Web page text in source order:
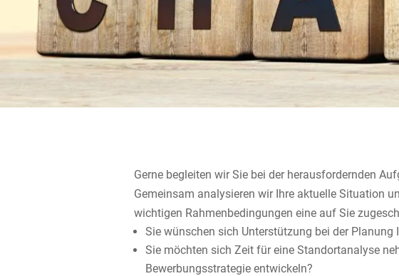
Gerne begleiten wir Sie bei der herausfordernden
Gemeinsam analysieren wir Ihre aktuelle Situation
wichtigen Rahmenbedingungen eine auf Sie
Sie wünschen sich Unterstützung bei der Planung
Sie möchten sich Zeit für eine Standortanalyse
Bewerbungsstrategie entwickeln?